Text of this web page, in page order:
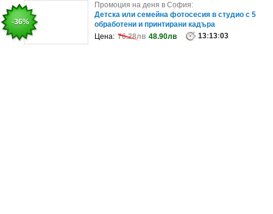
-46%
Промоция на деня в София:
Ламиниране на мигли или вежди, плюс
боядисване
Цена: 80лв 43лв :13 :07
-36%
Промоция на деня в София:
Детска или семейна фотосесия в студио с 5
обработени и принтирани кадъра
Цена: 76.28лв 48.90лв 13:13:03